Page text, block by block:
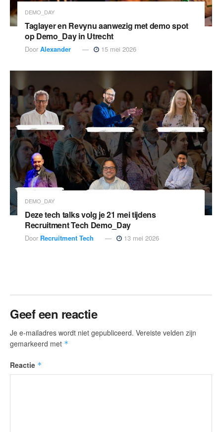
DEMO_DAY
Taglayer en Revynu aanwezig met demo spot
op Demo_Day in Utrecht
Door Alexander 15 mei 2026
DEMO_DAY
Deze tech talks volg je 21 mei tijdens
Recruitment Tech Demo_Day
Door Recruitment Tech 13 mei 2026
Geef een reactie
Je e-mailadres wordt niet gepubliceerd. Vereiste velden zijn
gemarkeerd met *
Reactie *